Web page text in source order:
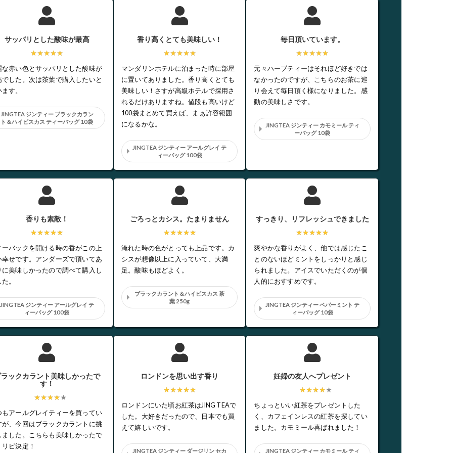
サッパリとした酸味が最高
★★★★★
な赤い色とサッパリとした酸味が
でした。次は茶葉で購入したいと
す。
JINGTEA ジンティー ブラックカラン
ト＆ハイビスカス ティーバッグ 10袋
香り高くとても美味しい！
★★★★★
マンダリンホテルに泊まった時に部屋
に置いてありました。香り高くとても
美味しい！さすが高級ホテルで採用さ
れるだけありますね。値段も高いけど
100袋まとめて買えば、まぁ許容範囲
になるかな。
JINGTEA ジンティー アールグレイ テ
ィーバッグ 100袋
毎日頂いています。
★★★★★
元々ハーブティーはそれほど好きでは
なかったのですが、こちらのお茶に巡
り会えて毎日頂く様になりました。感
動の美味しさです。
JINGTEA ジンティー カモミール ティ
ーバッグ 10袋
香りも素敵！
★★★★★
ーバックを開ける時の香がこの上
幸せです。アンダーズで頂いてあ
に美味しかったので調べて購入し
。
JINGTEA ジンティー アールグレイ テ
ィーバッグ 100袋
ごろっとカシス。たまりません
★★★★★
淹れた時の色がとっても上品です。カ
シスが想像以上に入っていて、大満
足。酸味もほどよく。
ブラックカラント＆ハイビスカス 茶
葉 250g
すっきり、リフレッシュできました
★★★★★
爽やかな香りがよく、他では感じたこ
とのないほどミントをしっかりと感じ
られました。アイスでいただくのが個
人的におすすめです。
JINGTEA ジンティー ペパーミント テ
ィーバッグ 10袋
ラックカラント美味しかったで
す！
★★★★
もアールグレイティーを買ってい
が、今回はブラックカラントに挑
ました。こちらも美味しかったで
リピ決定！
ロンドンを思い出す香り
★★★★★
ロンドンにいた頃お紅茶はJING TEAで
した。大好きだったので、日本でも買
えて嬉しいです。
JINGTEA ジンティー ダージリン セカ
妊婦の友人へプレゼント
★★★★
ちょっといい紅茶をプレゼントした
く、カフェインレスの紅茶を探してい
ました。カモミール喜ばれました！
JINGTEA ジンティー カモミール ティ